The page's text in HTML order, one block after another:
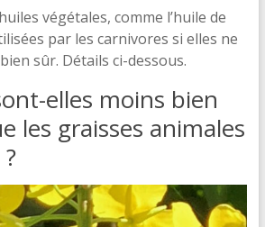
végétales, comme l’huile de
par les carnivores si elles ne
sûr. Détails ci-dessous.
elles moins bien
les graisses animales